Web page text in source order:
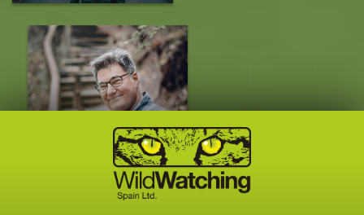
EDUARDO MARCOS
QUEVEDO
CONOCE AL EQUIPO